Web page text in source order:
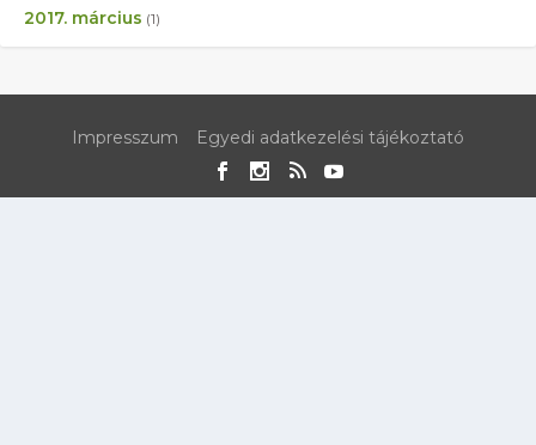
2017. március (1)
Impresszum Egyedi adatkezelési tájékoztató